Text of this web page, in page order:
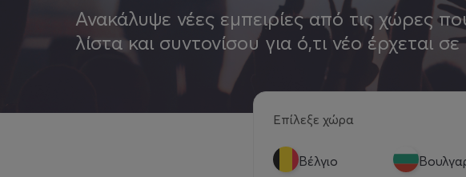
Ανακάλυψε νέες εμπειρίες από τις χώρες
λίστα και συντονίσου για ό,τι νέο έρχεται
Επίλεξε χώρα
Βέλγιο